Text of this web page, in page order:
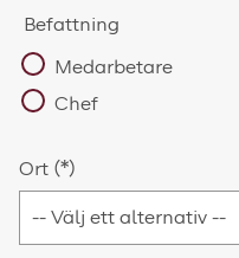
Befattning
Medarbetare
Chef
Ort